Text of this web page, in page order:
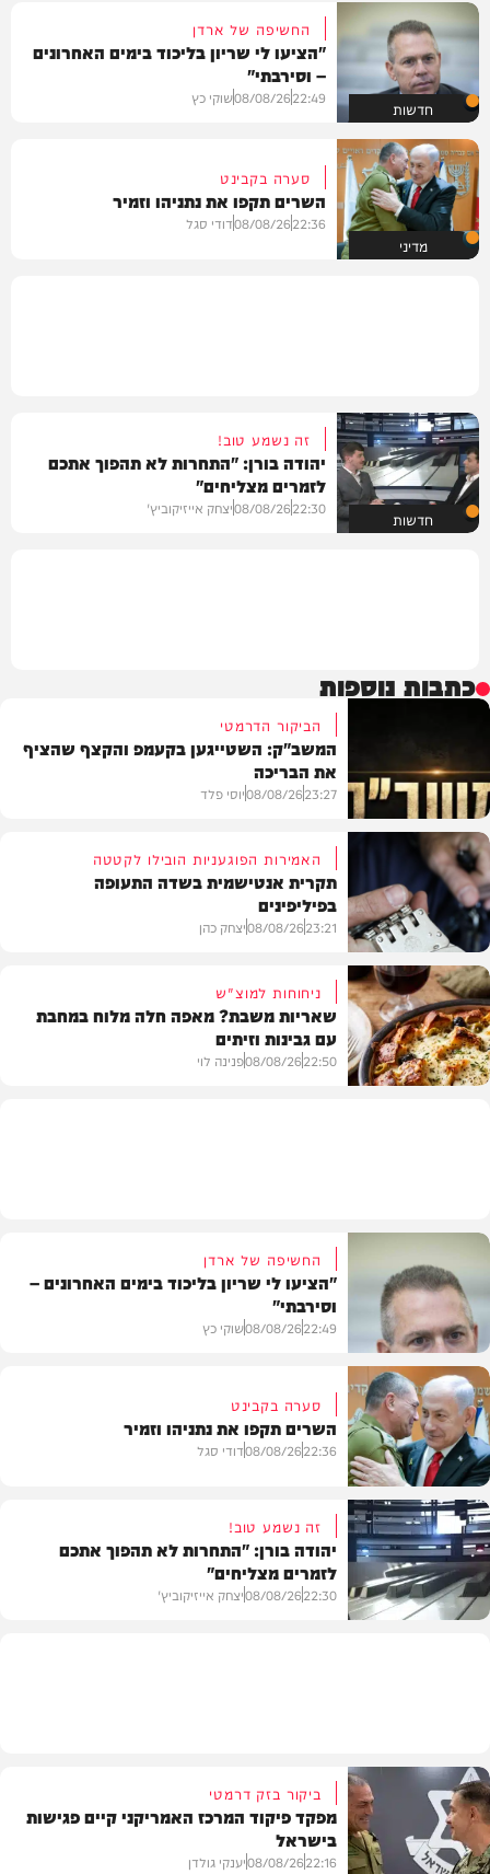
חדשות
החשיפה של ארדן
"הציעו לי שריון בליכוד בימים האחרונים
– וסירבתי"
22:49
08/08/26שוקי כץ
מדיני
סערה בקבינט
השרים תקפו את נתניהו וזמיר
22:36
08/08/26דודי סגל
חדשות
זה נשמע טוב!
יהודה בורן: "התחרות לא תהפוך אתכם
לזמרים מצליחים"
22:30
08/08/26יצחק אייזיקוביץ'
כתבות נוספות
המשב"ק
הביקור הדרמטי
המשב"ק: השטייגען בקעמפ והקצף שהציף
את הבריכה
23:27
08/08/26יוסי פלד
חדשות
האמירות הפוגעניות הובילו לקטטה
תקרית אנטישמית בשדה התעופה
בפיליפינים
23:21
08/08/26יצחק כהן
ניחוחות למוצ"ש
שאריות משבת? מאפה חלה מלוח במחבת
עם גבינות וזיתים
22:50
08/08/26פנינה לוי
חדשות
החשיפה של ארדן
"הציעו לי שריון בליכוד בימים האחרונים –
וסירבתי"
22:49
08/08/26שוקי כץ
מדיני
סערה בקבינט
השרים תקפו את נתניהו וזמיר
22:36
08/08/26דודי סגל
זה נשמע טוב!
יהודה בורן: "התחרות לא תהפוך אתכם
לזמרים מצליחים"
22:30
08/08/26יצחק אייזיקוביץ'
ביקור בזק דרמטי
מפקד פיקוד המרכז האמריקני קיים פגישות
בישראל
22:16
08/08/26יענקי גולדן